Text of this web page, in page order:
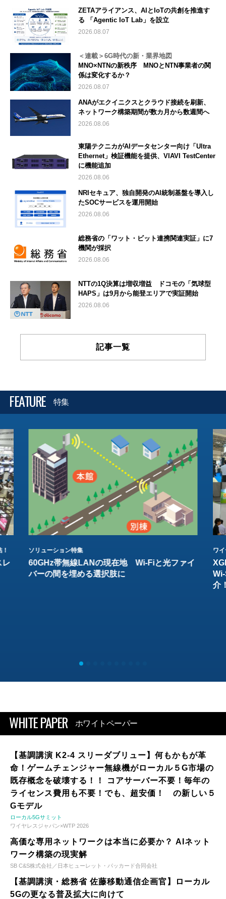
ZETAアライアンス、AIとIoTの共創を推進す
る 「Agentic IoT Lab」を設立
2026.08.07
＜連載＞6G時代の新・業界地図
MNO×NTNの新秩序 MNOとNTN事業者の関
係は変化するか？
2026.08.07
ANAがエクイニクスとクラウド接続を刷新、
ネットワーク構築期間が数カ月から数週間へ
2026.08.06
東陽テクニカがAIデータセンター向け「Ultra
Ethernet」検証機能を提供、VIAVI TestCenter
に機能追加
2026.08.06
NRIセキュア、独自開発のAI統制基盤を導入し
たSOCサービスを運用開始
2026.08.06
総務省の「ワット・ビット連携関連実証」に7
機関が採択
2026.08.06
NTTの1Q決算は増収増益 ドコモの「気球型
HAPS」は9月から能登エリアで実証開始
2026.08.06
記事一覧
FEATURE 特集
レ
ソリューション特集
60GHz帯無線LANの現在地 Wi-Fiと光ファイ
バーの間を埋める選択肢に
ワ
介
WHITE PAPER ホワイトペーパー
【基調講演 K2-4 スリーダブリュー】何もかもが革
命！ゲームチェンジャー無線機がローカル５G市場の
既存概念を破壊する！！ コアサーバー不要！毎年の
ライセンス費用も不要！でも、超安価！ の新しい５
Gモデル
ローカル5Gサミット
ワイヤレスジャパン×WTP 2026
高価な専用ネットワークは本当に必要か？ AIネット
ワーク構築の現実解
SB C&S株式会社／日本ヒューレット・パッカード合同会社
【基調講演・総務省 佐藤移動通信企画官】ローカル
5Gの更なる普及拡大に向けて